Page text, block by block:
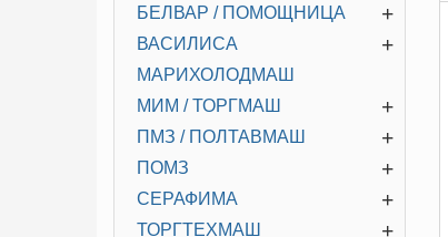
+
БЕЛВАР / ПОМОЩНИЦА
+
ВАСИЛИСА
МАРИХОЛОДМАШ
+
МИМ / ТОРГМАШ
+
ПМЗ / ПОЛТАВМАШ
+
ПОМЗ
+
СЕРАФИМА
+
ТОРГТЕХМАШ